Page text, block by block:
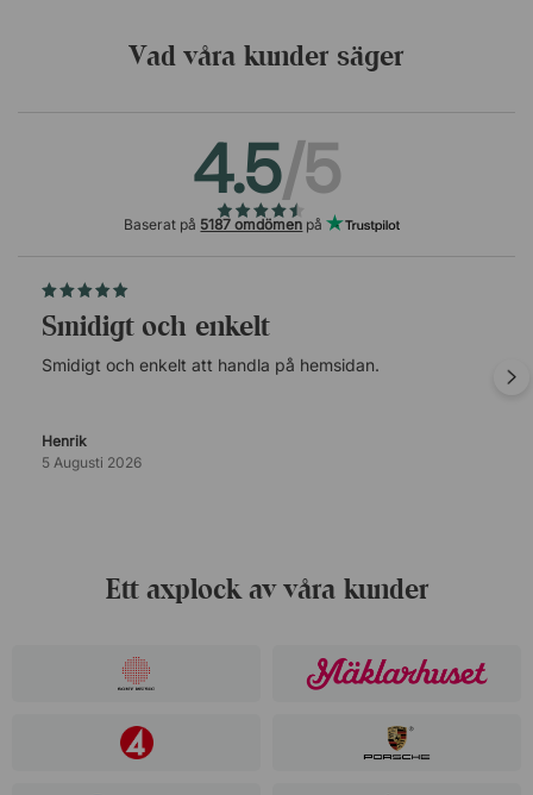
Vad våra kunder säger
4.5/5
Baserat på 5187 omdömen på
Smidigt och enkelt
Smidigt och enkelt att handla på hemsidan.
Henrik
5 Augusti 2026
Ett axplock av våra kunder